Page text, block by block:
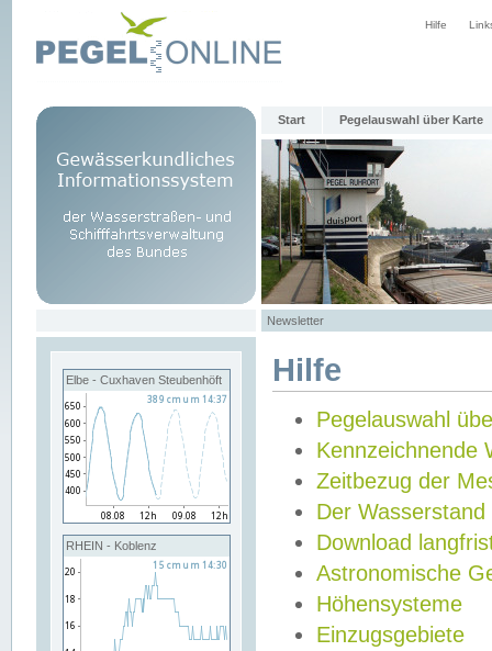
Hilfe
Start Pegelauswahl über Karte
Newsletter
Elbe - Cuxhaven Steubenhöft
RHEIN - Koblenz
Hilfe
Pegelauswahl
Kennzeichnende
Zeitbezug der
Der Wasserstand
Download
Astronomische
Höhensysteme
Einzugsgebiete